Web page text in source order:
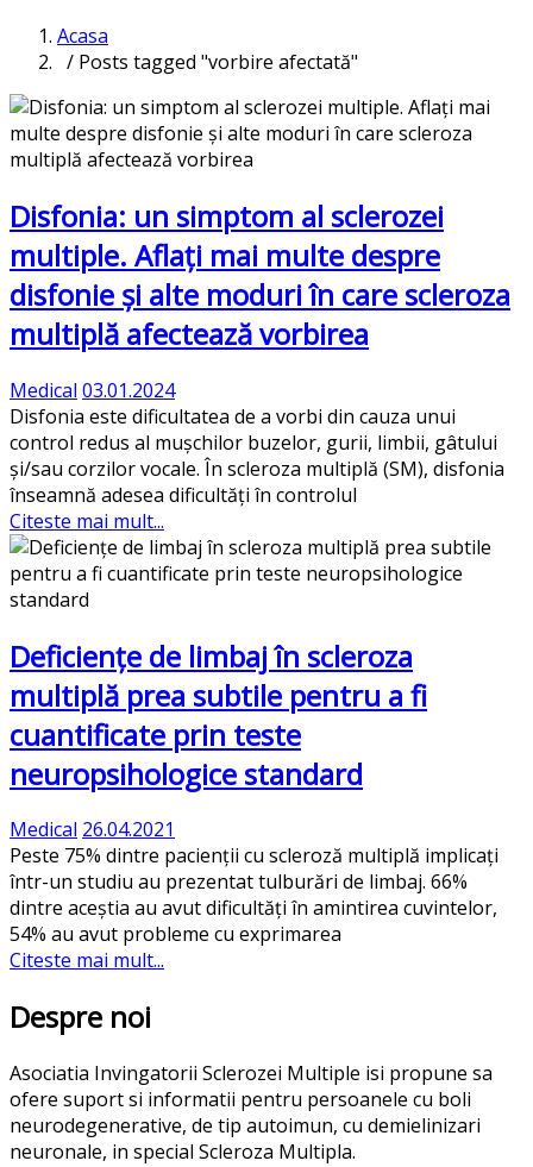
Acasa
/ Posts tagged "vorbire afectată"
Disfonia: un simptom al sclerozei
multiple. Aflați mai multe despre
disfonie și alte moduri în care scleroza
multiplă afectează vorbirea
Medical 03.01.2024
Disfonia este dificultatea de a vorbi din cauza unui
control redus al mușchilor buzelor, gurii, limbii, gâtului
și/sau corzilor vocale. În scleroza multiplă (SM), disfonia
înseamnă adesea dificultăți în controlul
Citeste mai mult...
Deficiențe de limbaj în scleroza
multiplă prea subtile pentru a fi
cuantificate prin teste
neuropsihologice standard
Medical 26.04.2021
Peste 75% dintre pacienții cu scleroză multiplă implicați
într-un studiu au prezentat tulburări de limbaj. 66%
dintre aceștia au avut dificultăți în amintirea cuvintelor,
54% au avut probleme cu exprimarea
Citeste mai mult...
Despre noi
Asociatia Invingatorii Sclerozei Multiple isi propune sa
ofere suport si informatii pentru persoanele cu boli
neurodegenerative, de tip autoimun, cu demielinizari
neuronale, in special Scleroza Multipla.